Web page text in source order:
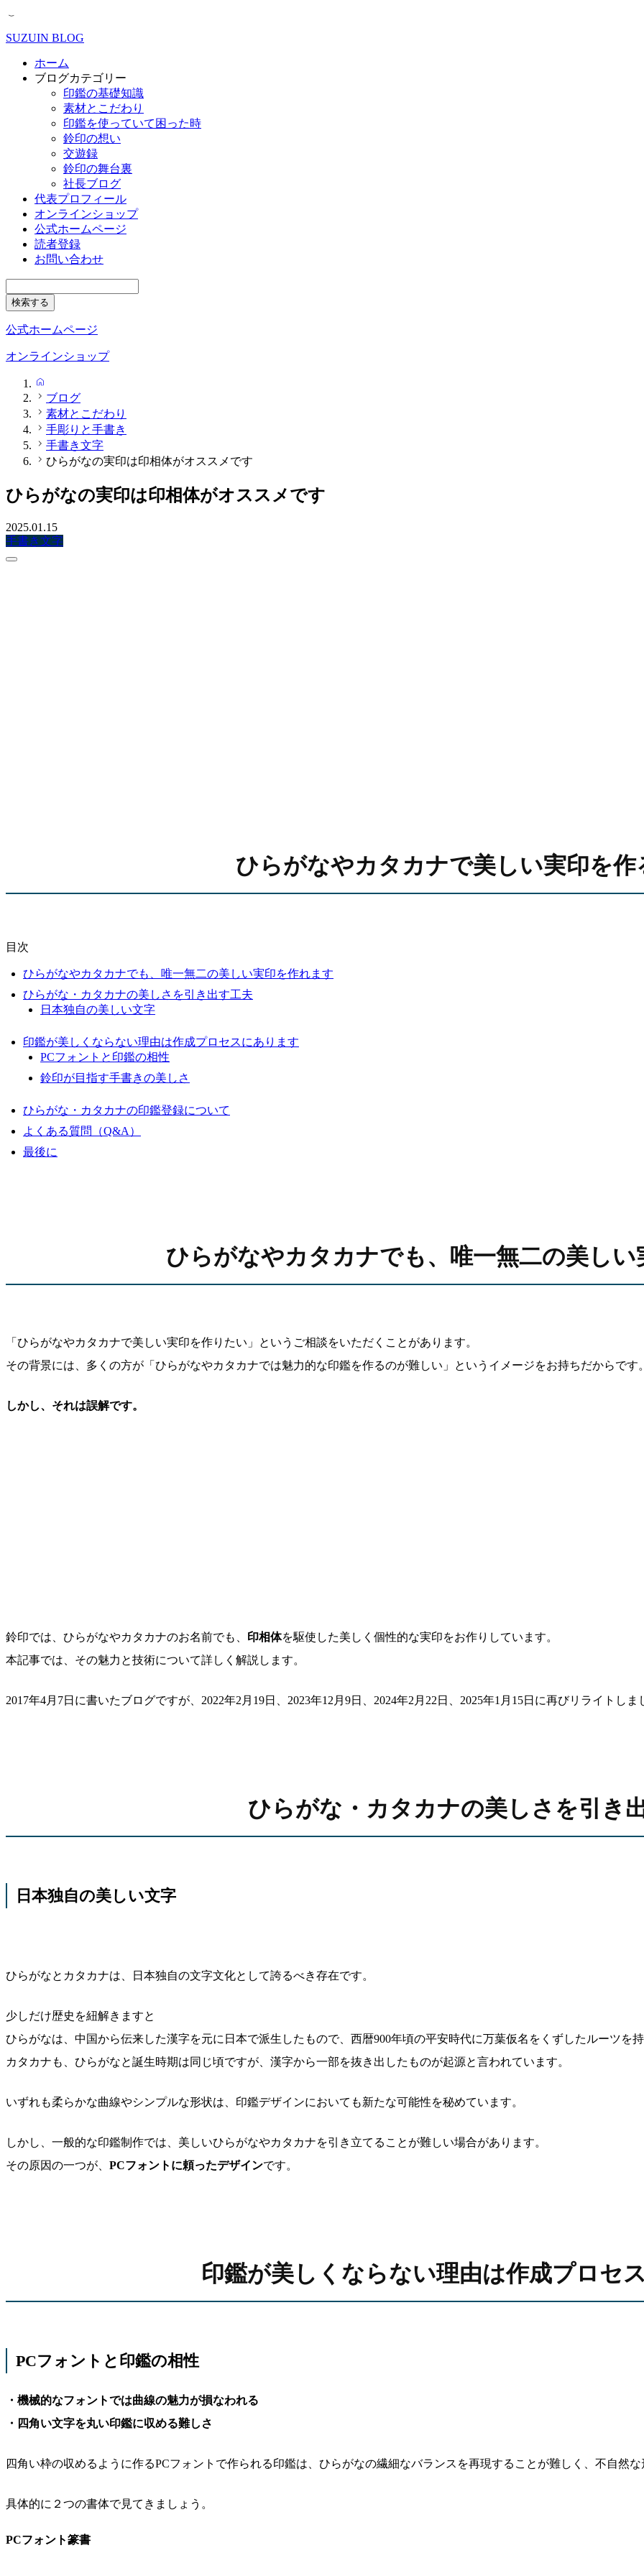
SUZUIN BLOG
ホーム
ブログカテゴリー
印鑑の基礎知識
素材とこだわり
印鑑を使っていて困った時
鈴印の想い
交遊録
鈴印の舞台裏
社長ブログ
代表プロフィール
オンラインショップ
公式ホームページ
読者登録
お問い合わせ
公式ホームページ
オンラインショップ
ブログ
素材とこだわり
手彫りと手書き
手書き文字
ひらがなの実印は印相体がオススメです
ひらがなの実印は印相体がオススメです
2025.01.15
手書き文字
ひらがなやカタカナで美しい実印を作
目次
ひらがなやカタカナでも、唯一無二の美しい実印を作れます
ひらがな・カタカナの美しさを引き出す工夫
日本独自の美しい文字
印鑑が美しくならない理由は作成プロセスにあります
PCフォントと印鑑の相性
鈴印が目指す手書きの美しさ
ひらがな・カタカナの印鑑登録について
よくある質問（Q&A）
最後に
ひらがなやカタカナでも、唯一無二の美し
「ひらがなやカタカナで美しい実印を作りたい」というご相談をいただくことがあります。
その背景には、多くの方が「ひらがなやカタカナでは魅力的な印鑑を作るのが難しい」というイメージをお持ちだからです
しかし、それは誤解です。
鈴印では、ひらがなやカタカナのお名前でも、 印相体を駆使した美しく個性的な実印をお作りしています。
本記事では、その魅力と技術について詳しく解説します。
2017年4月7日に書いたブログですが、2022年2月19日、2023年12月9日、2024年2月22日、2025年1月15日に再びリライトしま
ひらがな・カタカナの美しさを引き
日本独自の美しい文字
ひらがなとカタカナは、日本独自の文字文化として誇るべき存在です。
少しだけ歴史を紐解きますと
ひらがなは、中国から伝来した漢字を元に日本で派生したもので、西暦900年頃の平安時代に万葉仮名をくずしたルーツを
カタカナも、ひらがなと誕生時期は同じ頃ですが、漢字から一部を抜き出したものが起源と言われています。
いずれも柔らかな曲線やシンプルな形状は、印鑑デザインにおいても新たな可能性を秘めています。
しかし、一般的な印鑑制作では、美しいひらがなやカタカナを引き立てることが難しい場合があります。
その原因の一つが、 PCフォントに頼ったデザインです。
印鑑が美しくならない理由は作成プロセ
PCフォントと印鑑の相性
・機械的なフォントでは曲線の魅力が損なわれる
・四角い文字を丸い印鑑に収める難しさ
四角い枠の収めるように作るPCフォントで作られる印鑑は、ひらがなの繊細なバランスを再現することが難しく、不自然
具体的に２つの書体で見てきましょう。
PCフォント篆書